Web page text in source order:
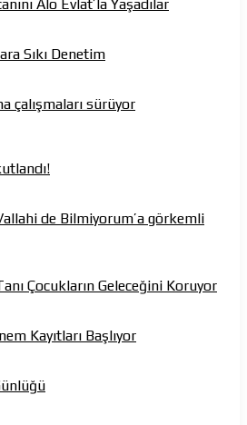
Alo Evlat’la Yaşadılar
Sıkı Denetim
çalışmaları sürüyor
de Bilmiyorum’a görkemli
Çocukların Geleceğini Koruyor
Kayıtları Başlıyor